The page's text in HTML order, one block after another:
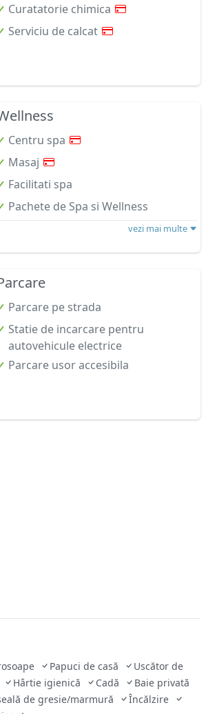
Curatatorie chimica
Serviciu de calcat
Centru spa
Masaj
Facilitati spa
Pachete de Spa si Wellness
vezi mai multe
Parcare pe strada
Statie de incarcare pentru
autovehicule electrice
Parcare usor accesibila
Papuci de casă
Uscător de
Hârtie igienică Cadă Baie privată
de gresie/marmură
Încălzire